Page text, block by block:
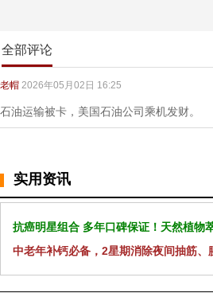
全部评论
老帽 2026年05月02日 16:25
石油运输被卡，美国石油公司乘机发财。
实用资讯
抗癌明星组合 多年口碑保证！天然植物
中老年补钙必备，2星期消除夜间抽筋